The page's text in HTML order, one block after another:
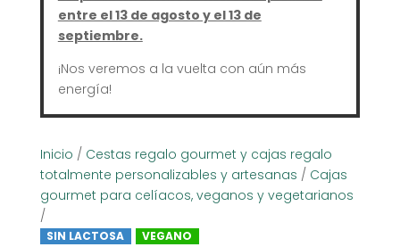
entre el 13 de agosto y el 13 de
septiembre.
¡Nos veremos a la vuelta con aún más
energía!
Inicio / Cestas regalo gourmet y cajas regalo
totalmente personalizables y artesanas / Cajas
gourmet para celíacos, veganos y vegetarianos
/
SIN LACTOSA VEGANO